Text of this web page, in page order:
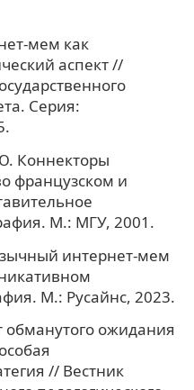
мем как
аспект //
Серия:
Коннекторы
французском и
М.: МГУ, 2001.
интернет-мем
М.: Русайнс, 2023.
ожидания
// Вестник